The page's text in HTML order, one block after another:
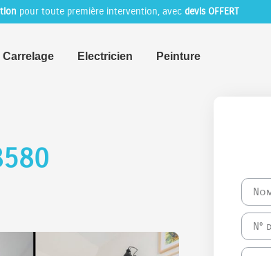
pour toute première intervention, avec devis OFFERT
Carrelage Electricien Peinture